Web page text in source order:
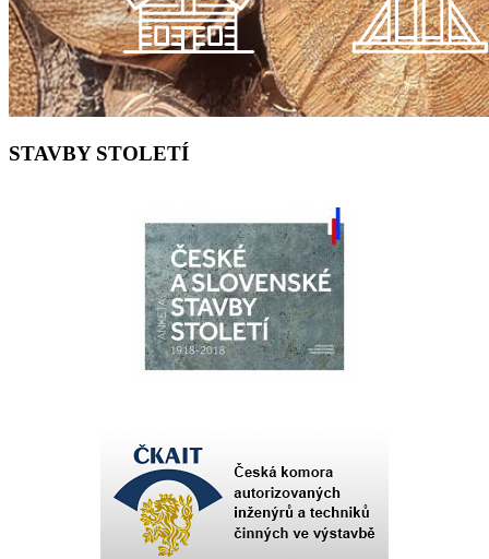
STAVBY STOLETÍ